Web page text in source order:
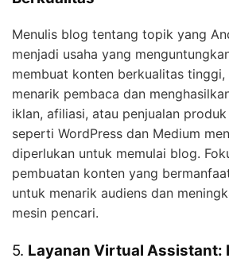
Menulis blog tentang topik yang
menjadi usaha yang
membuat konten berkualitas tinggi,
menarik pembaca dan
iklan, afiliasi, atau penjualan
seperti WordPress dan Medium
diperlukan untuk memulai blog.
pembuatan konten yang
untuk menarik audiens dan
mesin pencari.
5. Layanan Virtual Assistant: